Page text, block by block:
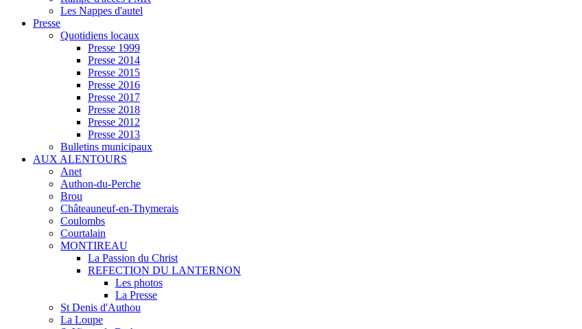
Les Nappes d'autel
Presse
Quotidiens locaux
Presse 1999
Presse 2014
Presse 2015
Presse 2016
Presse 2017
Presse 2018
Presse 2012
Presse 2013
Bulletins municipaux
AUX ALENTOURS
Anet
Authon-du-Perche
Brou
Châteauneuf-en-Thymerais
Coulombs
Courtalain
MONTIREAU
La Passion du Christ
REFECTION DU LANTERNON
Les photos
La Presse
St Denis d'Authou
La Loupe